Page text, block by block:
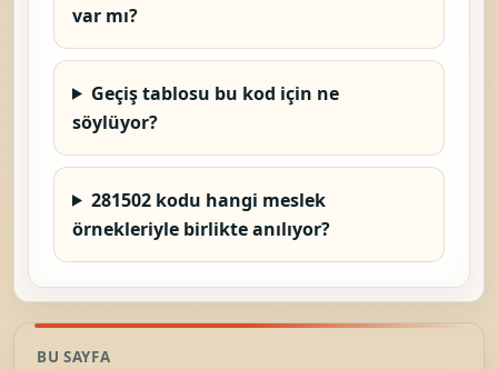
var mı?
Geçiş tablosu bu kod için ne
söylüyor?
281502 kodu hangi meslek
örnekleriyle birlikte anılıyor?
BU SAYFA